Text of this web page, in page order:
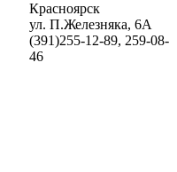
Красноярск
ул. П.Железняка, 6А
(391)255-12-89, 259-08-
46